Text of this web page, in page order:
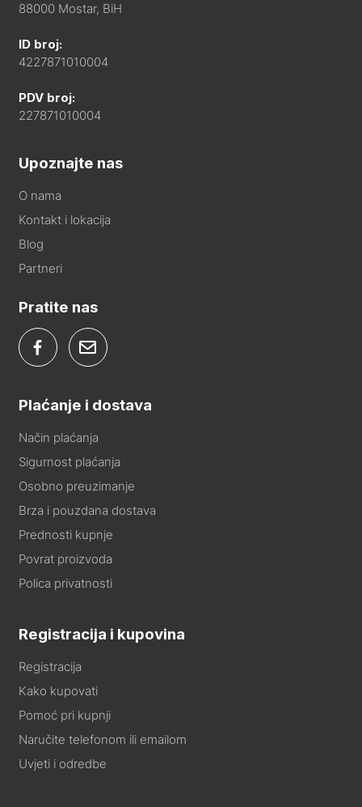
88000 Mostar, BiH
ID broj:
4227871010004
PDV broj:
227871010004
Upoznajte nas
O nama
Kontakt i lokacija
Blog
Partneri
Pratite nas
Plaćanje i dostava
Način plaćanja
Sigurnost plaćanja
Osobno preuzimanje
Brza i pouzdana dostava
Prednosti kupnje
Povrat proizvoda
Polica privatnosti
Registracija i kupovina
Registracija
Kako kupovati
Pomoć pri kupnji
Naručite telefonom ili emailom
Uvjeti i odredbe